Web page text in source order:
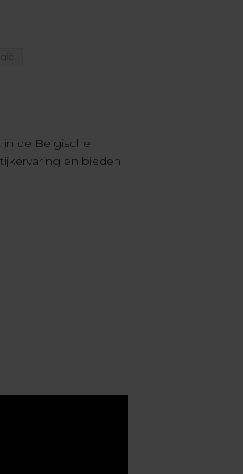
de Belgische
en bieden